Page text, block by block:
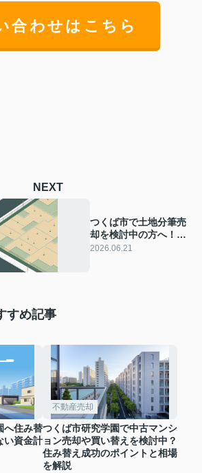
合わせはこちら
NEXT
つくば市で土地分筆売
却を検討中の方へ！
100坪土地査定と土地
2026.06.21
すめ記事
へ住み替
い資金計
不動産売却
つくば市研究学園で中古マンシ
ョン売却や買い替えを検討中？
住み替え成功のポイントと相場
を解説